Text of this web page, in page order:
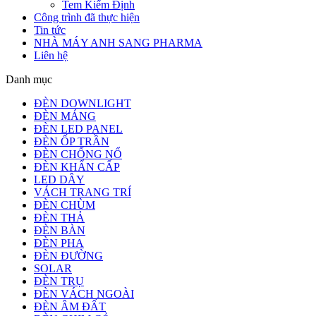
Tem Kiểm Định
Công trình đã thực hiện
Tin tức
NHÀ MÁY ANH SANG PHARMA
Liên hệ
Danh mục
ĐÈN DOWNLIGHT
ĐÈN MÁNG
ĐÈN LED PANEL
ĐÈN ỐP TRẦN
ĐÈN CHỐNG NỔ
ĐÈN KHẨN CẤP
LED DÂY
VÁCH TRANG TRÍ
ĐÈN CHÙM
ĐÈN THẢ
ĐÈN BÀN
ĐÈN PHA
ĐÈN ĐƯỜNG
SOLAR
ĐÈN TRỤ
ĐÈN VÁCH NGOÀI
ĐÈN ÂM ĐẤT